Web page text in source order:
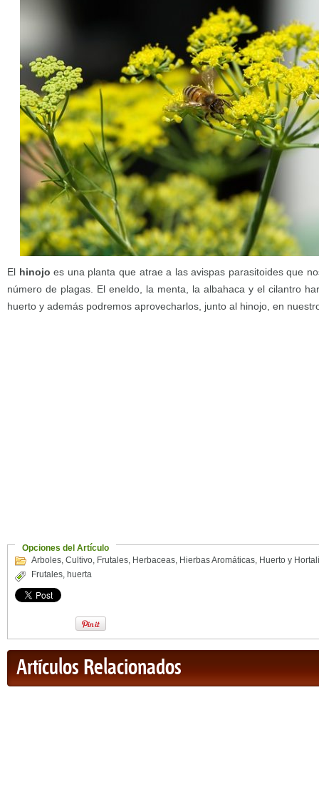
El hinojo es una planta que atrae a las avispas parasitoides que
número de plagas. El eneldo, la menta, la albahaca y el cilantro
huerto y además podremos aprovecharlos, junto al hinojo, en
Opciones del Artículo
Arboles, Cultivo, Frutales, Herbaceas, Hierbas Aromáticas, Huerto y
Frutales, huerta
Artículos Relacionados